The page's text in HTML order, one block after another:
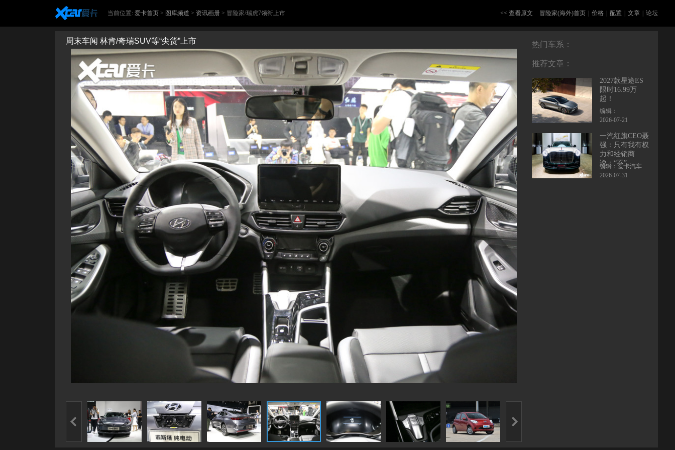
当前位置: 爱卡首页 > 图库频道 > 资讯画册 > 冒险家/瑞虎7领衔上市 << 查看原文 冒险家(海外)首页 价格 配置 文章 论坛
周末车闻 林肯/奇瑞SUV等“尖货”上市 热门车系：
推荐文章：
2027款星途ES
限时16.99万
起！
编辑：
2026-07-21
一汽红旗CEO聂
强：只有我有权
力和经销商
说：“不”
编辑：爱卡汽车
2026-07-31